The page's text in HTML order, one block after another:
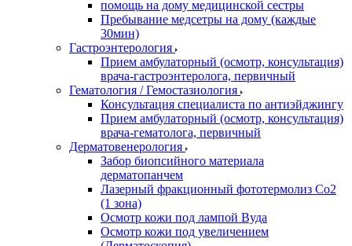
помощь на дому медицинской сестры
Пребывание медсетры на дому (каждые
30мин)
Гастроэнтерология
Прием амбулаторный (осмотр, консультация)
врача-гастроэнтеролога, первичный
Гематология / Гемостазиология
Консультация специалиста по антиэйджингу
Прием амбулаторный (осмотр, консультация)
врача-гематолога, первичный
Дерматовенерология
Забор биопсийного материала
дерматопанчем
Лазерный фракционный фототермолиз Со2
(1 зона)
Осмотр кожи под лампой Вуда
Осмотр кожи под увеличением